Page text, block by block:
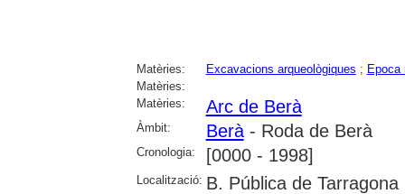
Matèries: Excavacions arqueològiques ; Epoca
Matèries:
Matèries:
Arc de Berà
Àmbit: Berà- Roda de Berà
Cronologia: [0000 - 1998]
Localització: B. Pública de Tarragona